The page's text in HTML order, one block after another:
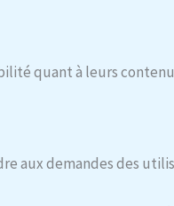
quant à leurs
aux demandes des